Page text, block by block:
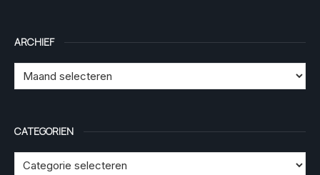
ARCHIEF
CATEGORIEN